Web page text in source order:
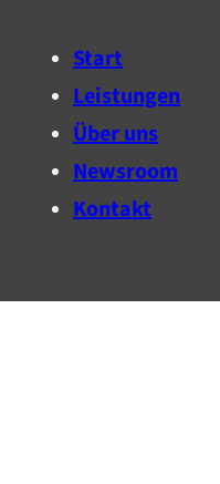
Start
Leistungen
Über uns
Newsroom
Kontakt